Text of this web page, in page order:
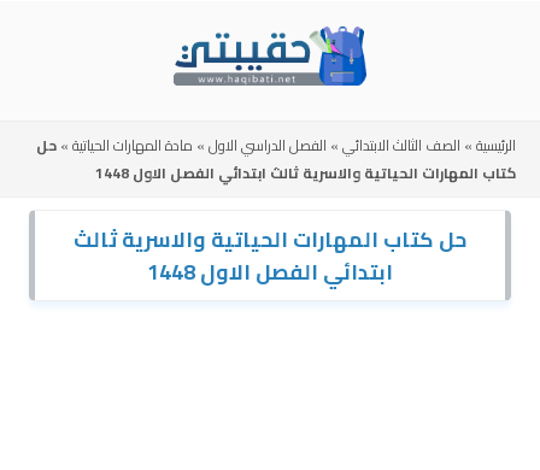
الرئيسية» الصف الثالث الابتدائي» الفصل الدراسي الاول» مادة المهارات الحياتية»حل
كتاب المهارات الحياتية والاسرية ثالث ابتدائي الفصل الاول 1448
حل كتاب المهارات الحياتية والاسرية ثالث
ابتدائي الفصل الاول 1448